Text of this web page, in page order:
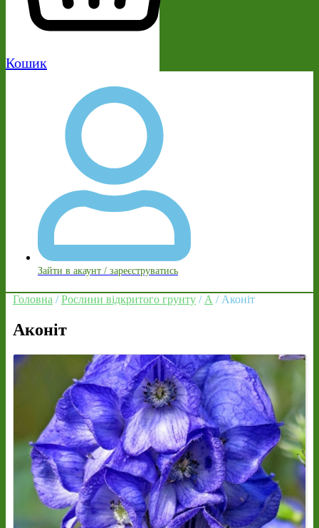
Кошик
Зайти в акаунт / зареєструватись
Головна /Рослини відкритого грунту /А / Аконіт
Аконіт